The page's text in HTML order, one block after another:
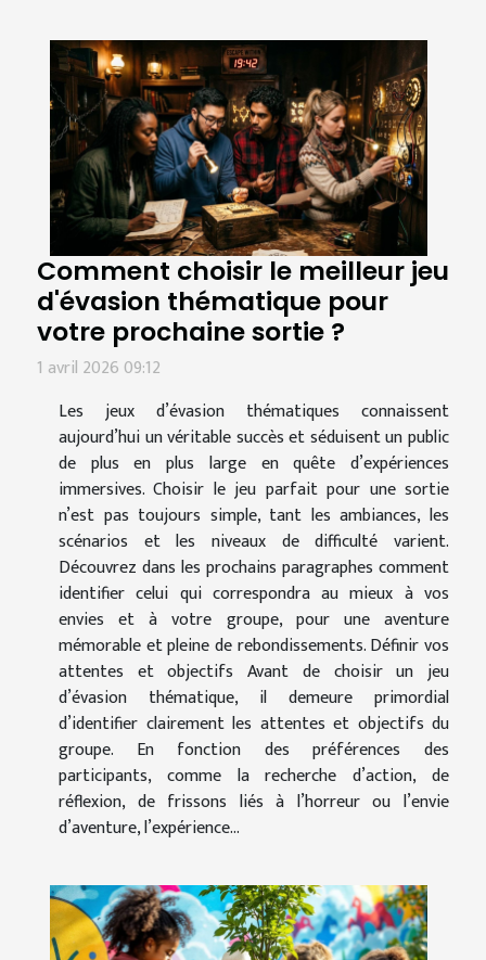
Comment choisir le meilleur jeu
d'évasion thématique pour
votre prochaine sortie ?
1 avril 2026 09:12
Les jeux d’évasion thématiques connaissent
aujourd’hui un véritable succès et séduisent un public
de plus en plus large en quête d’expériences
immersives. Choisir le jeu parfait pour une sortie
n’est pas toujours simple, tant les ambiances, les
scénarios et les niveaux de difficulté varient.
Découvrez dans les prochains paragraphes comment
identifier celui qui correspondra au mieux à vos
envies et à votre groupe, pour une aventure
mémorable et pleine de rebondissements. Définir vos
attentes et objectifs Avant de choisir un jeu
d’évasion thématique, il demeure primordial
d’identifier clairement les attentes et objectifs du
groupe. En fonction des préférences des
participants, comme la recherche d’action, de
réflexion, de frissons liés à l’horreur ou l’envie
d’aventure, l’expérience...